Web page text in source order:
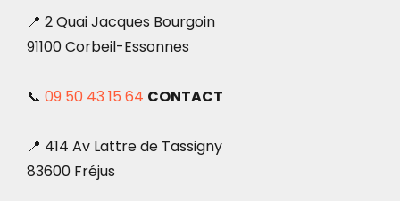
📍 2 Quai Jacques Bourgoin
91100 Corbeil-Essonnes
📞 09 50 43 15 64 CONTACT
📍 414 Av Lattre de Tassigny
83600 Fréjus